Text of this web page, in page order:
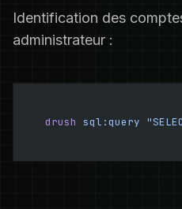
Identification des
administrateur :
drush sql:query